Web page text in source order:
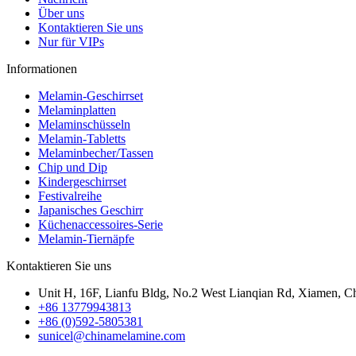
Über uns
Kontaktieren Sie uns
Nur für VIPs
Informationen
Melamin-Geschirrset
Melaminplatten
Melaminschüsseln
Melamin-Tabletts
Melaminbecher/Tassen
Chip und Dip
Kindergeschirrset
Festivalreihe
Japanisches Geschirr
Küchenaccessoires-Serie
Melamin-Tiernäpfe
Kontaktieren Sie uns
Unit H, 16F, Lianfu Bldg, No.2 West Lianqian Rd, Xiamen,
+86 13779943813
+86 (0)592-5805381
sunicel@chinamelamine.com